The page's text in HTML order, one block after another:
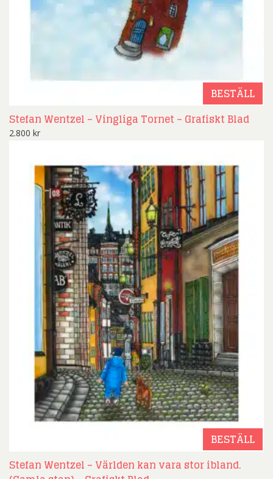
BESTÄLL
Stefan Wentzel – Vingliga Tornet – Grafiskt Blad
2.800 kr
BESTÄLL
Stefan Wentzel – Världen kan vara stor ibland.